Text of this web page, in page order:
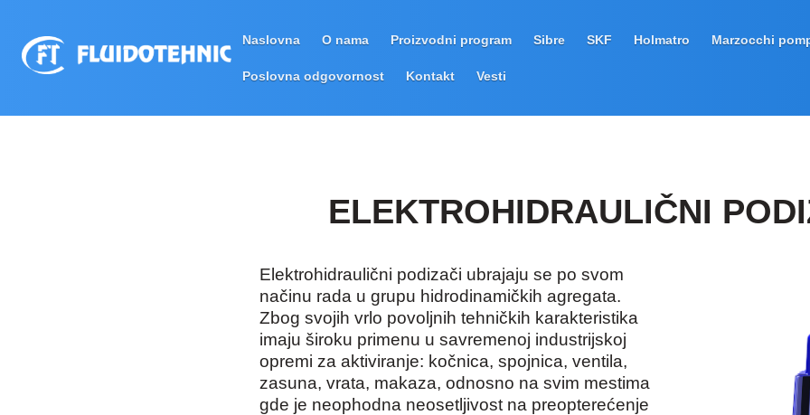
Naslovna O nama Proizvodni program Sibre SKF Holmatro Marzocchi
Poslovna odgovornost Kontakt Vesti
ELEKTROHIDRAULIČNI
Elektrohidraulični podizači ubrajaju se po svom
načinu rada u grupu hidrodinamičkih agregata.
Zbog svojih vrlo povoljnih tehničkih karakteristika
imaju široku primenu u savremenoj industrijskoj
opremi za aktiviranje: kočnica, spojnica, ventila,
zasuna, vrata, makaza, odnosno na svim mestima
gde je neophodna neosetljivost na preopterećenje